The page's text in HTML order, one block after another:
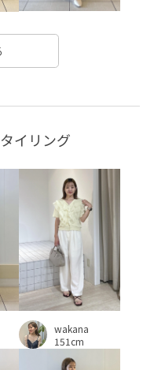
カジュアル
ー シアー感
スタンドフリル
使い トレンド
ライ ドライタッチ
い フリル
ヘルシー
イル リゾート感
ワンピース
上品 伸縮性
大人カジュアル
イリング
wakana
151cm